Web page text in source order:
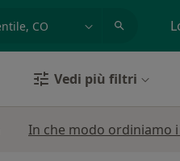
Vedi più filtri
In che modo ordiniamo